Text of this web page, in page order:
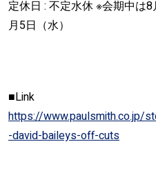
定休日 : 不定水休 ※会期中は
月5日（水）
■Link
https://www.paulsmith.co.jp/
-david-baileys-off-cuts